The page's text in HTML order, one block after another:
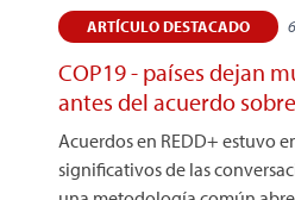
ARTÍCULO DESTACADO
COP19 - países dejan
antes del acuerdo
Acuerdos en REDD+ estuvo
significativos de las